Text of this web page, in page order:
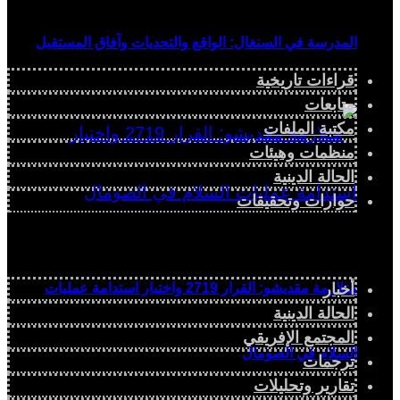
المدرسة في السنغال: الواقع والتحديات وآفاق المستقبل
متلازمة مقديشو: القرار 2719 واختبار استدامة عمليات
السلام في الصومال
قراءات تاريخية
متابعات
مكتبة الملفات
منظمات وهيئات
الحالة الدينية
حوارات وتحقيقات
أخبار
الحالة الدينية
المجتمع الإفريقي
ترجمات
تقارير وتحليلات